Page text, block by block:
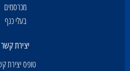
מכרסמים
בעלי כנף
יצירת קשר
טופס יצירת